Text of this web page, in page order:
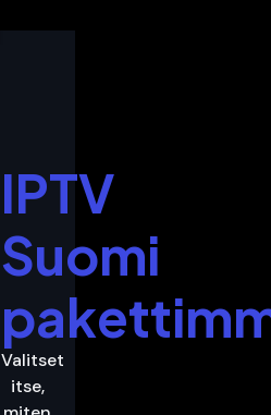
IPTV
Suomi
Valitset
itse,